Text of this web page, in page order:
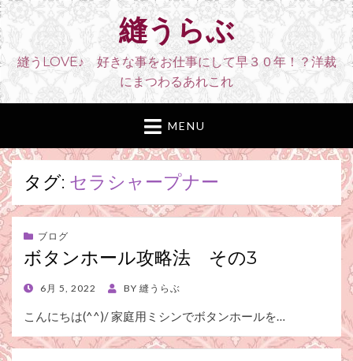
縫うらぶ
縫うLOVE♪ 好きな事をお仕事にして早３０年！？洋裁
にまつわるあれこれ
MENU
タグ: セラシャープナー
ブログ
ボタンホール攻略法 その3
POSTED
6月 5, 2022 BY 縫うらぶ
こんにちは(^^)/ 家庭用ミシンでボタンホールを…